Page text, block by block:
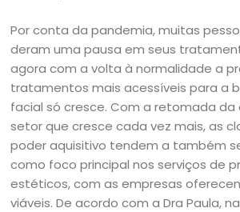
Por conta da pandemia, muitas
deram uma pausa em seus
agora com a volta à normalidade a
tratamentos mais acessíveis para a
facial só cresce. Com a retomada da
setor que cresce cada vez mais, as
poder aquisitivo tendem a também
como foco principal nos serviços de
estéticos, com as empresas
viáveis. De acordo com a Dra Paula,